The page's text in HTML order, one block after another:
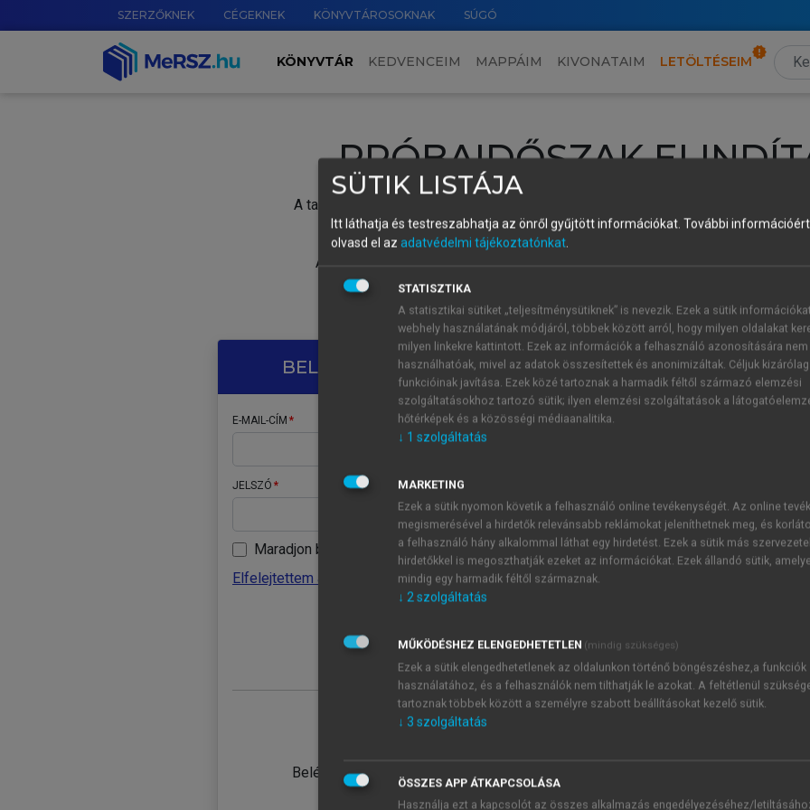
SZERZŐKNEK CÉGEKNEK KÖNYVTÁROSOKNAK SÚGÓ
KÖNYVTÁR KEDVENCEIM MAPPÁIM KIVONATAIM LETÖLTÉSEIM
PRÓBAIDŐSZAK
A tartalom megtekintéséhez lépj be a saját fiókoddal, iskolai azonosítóddal vagy
Új felhasználóként1 óra díjmentes hozzáférésrevagy
A próbaidőszak elindításához,
vagy hozz
A regisztráció után a
BELÉPÉS SAJÁT FIÓKKAL
E-MAIL-CÍM
JELSZÓ
Maradjon belépve
Elfelejtettem a jelszavamat
Belépés intézményi azonosítóval
ÚJ FIÓK
1 óra
JELSZÓ
Kérek értesítést a MeRSZ
Kérek értesítést az
SÜTIK LISTÁJA
Itt láthatja és testreszabhatja az önről gyűjtött információkat. További
olvasd el az adatvédelmi tájékoztatónkat.
STATISZTIKA
A statisztikai sütiket „teljesítménysütiknek” is nevezik. Ezek a sütik
webhely használatának módjáról, többek között arról, hogy milyen oldalakat
milyen linkekre kattintott. Ezek az információk a felhasználó azonosítására nem
használhatóak, mivel az adatok összesítettek és anonimizáltak. Céljuk
funkcióinak javítása. Ezek közé tartoznak a harmadik féltől származó elemzési
szolgáltatásokhoz tartozó sütik; ilyen elemzési szolgáltatások a
hőtérképek és a közösségi médiaanalitika.
↓ 1 szolgáltatás
MARKETING
Ezek a sütik nyomon követik a felhasználó online tevékenységét. Az online
megismerésével a hirdetők relevánsabb reklámokat jeleníthetnek meg, és
a felhasználó hány alkalommal láthat egy hirdetést. Ezek a sütik más
hirdetőkkel is megoszthatják ezeket az információkat. Ezek állandó sütik,
mindig egy harmadik féltől származnak.
↓ 2szolgáltatás
MŰKÖDÉSHEZ ELENGEDHETETLEN (mindig szükséges)
Ezek a sütik elengedhetetlenek az oldalunkon történő böngészéshez,a funkciók
használatához, és a felhasználók nem tilthatják le azokat. A feltétlenül
tartoznak többek között a személyre szabott beállításokat kezelő sütik.
↓ 3 szolgáltatás
ÖSSZES APP ÁTKAPCSOLÁSA
Használja ezt a kapcsolót az összes alkalmazás engedélyezéséhez/